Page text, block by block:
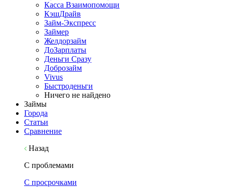
Касса Взаимопомощи
КэшДрайв
Займ-Экспресс
Займер
Желдорзайм
ДоЗарплаты
Деньги Сразу
Доброзайм
Vivus
Быстроденьги
Ничего не найдено
Займы
Города
Статьи
Сравнение
Назад
С проблемами
С просрочками